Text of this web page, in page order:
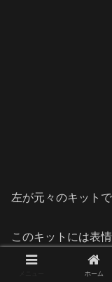
左が元々のキット
このキットには表
ますが髪パーツ(カ
提でした。衣装も1
ホーム